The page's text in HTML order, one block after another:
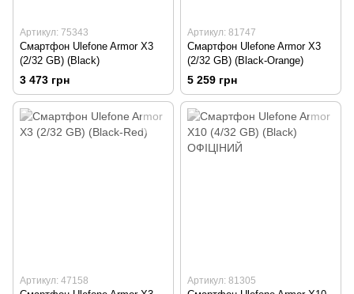
Артикул: 75343
Смартфон Ulefone Armor X3
(2/32 GB) (Black)
3 473 грн
Артикул: 81747
Смартфон Ulefone Armor X3
(2/32 GB) (Black-Orange)
5 259 грн
Артикул: 47158 Артикул: 81305